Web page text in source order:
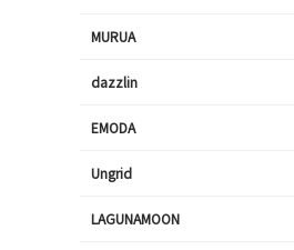
MURUA
dazzlin
EMODA
Ungrid
LAGUNAMOON